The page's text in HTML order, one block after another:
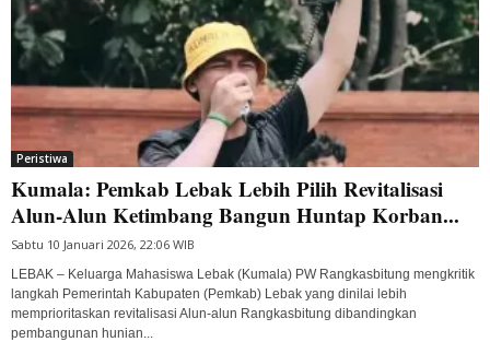
Peristiwa
Kumala: Pemkab Lebak Lebih Pilih Revitalisasi
Alun-Alun Ketimbang Bangun Huntap Korban...
Sabtu 10 Januari 2026, 22:06 WIB
LEBAK – Keluarga Mahasiswa Lebak (Kumala) PW Rangkasbitung mengkritik
langkah Pemerintah Kabupaten (Pemkab) Lebak yang dinilai lebih
memprioritaskan revitalisasi Alun-alun Rangkasbitung dibandingkan
pembangunan hunian...